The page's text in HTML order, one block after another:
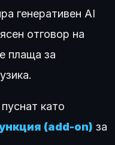
генеративен AI
отговор на
плаща за
като
(add-on) за